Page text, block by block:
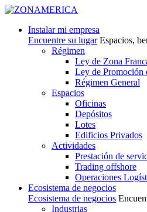
Instalar mi empresa
Encuentre su lugar Espacios,
Régimen
Ley de Zona
Ley de Promoción
Régimen General
Espacios
Oficinas
Depósitos
Lotes
Edificios Privados
Actividades
Prestación de
Trading offshore
Operaciones
Ecosistema de negocios
Ecosistema de negocios
Industrias